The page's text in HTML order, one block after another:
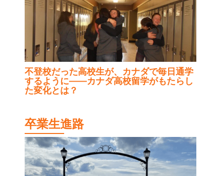
不登校だった高校生が、カナダで毎日通学
するように——カナダ高校留学がもたらし
た変化とは？
卒業生進路